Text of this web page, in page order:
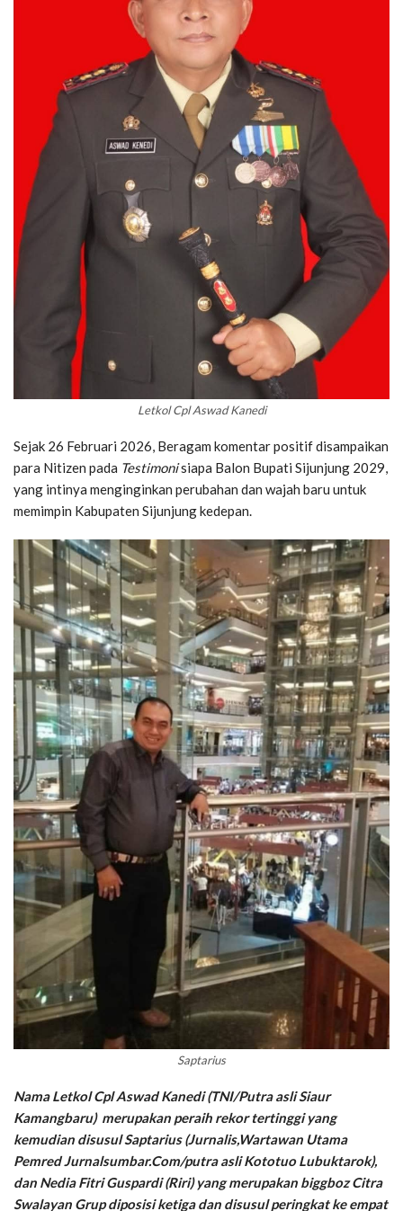
Letkol Cpl Aswad Kanedi
Sejak 26 Februari 2026, Beragam komentar positif disampaikan
para Nitizen pada Testimonisiapa Balon Bupati Sijunjung 2029,
yang intinya menginginkan perubahan dan wajah baru untuk
memimpin Kabupaten Sijunjung kedepan.
Saptarius
Nama Letkol Cpl Aswad Kanedi (TNI/Putra asli Siaur
Kamangbaru) merupakan peraih rekor tertinggi yang
kemudian disusul Saptarius (Jurnalis,Wartawan Utama
Pemred Jurnalsumbar.Com/putra asli Kototuo Lubuktarok),
dan Nedia Fitri Guspardi (Riri) yang merupakan biggboz Citra
Swalayan Grup diposisi ketiga dan disusul peringkat ke empat